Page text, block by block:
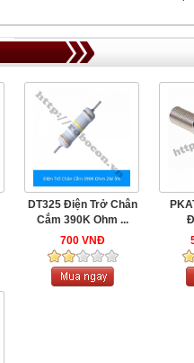
DT325 Điện Trở Chân
Cắm 390K Ohm ...
700 VNĐ